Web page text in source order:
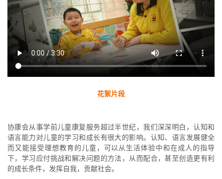
花絮片段
协康会从事学前儿童康复服务超过半世纪，我们深深明白，认知和
语言能力对儿童的学习和成长有很大的影响。认知、语言发展健全
而又能接受理想教育的儿童，可以从生活体验中和在成人的指导
下，学习应付挑战和解决问题的方法，从而配合，甚至创造更有利
的成长条件，发挥自我，贡献社会。